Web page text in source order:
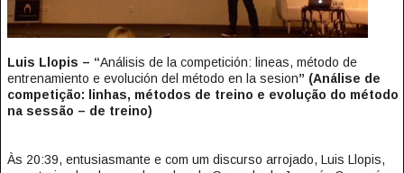
Luis Llopis – “Análisis de la competición: lineas, método de
entrenamiento e evolución del método en la sesion” (Análise de
competição: linhas, métodos de treino e evolução do método
na sessão – de treino)
Às 20:39, entusiasmante e com um discurso arrojado, Luis Llopis,